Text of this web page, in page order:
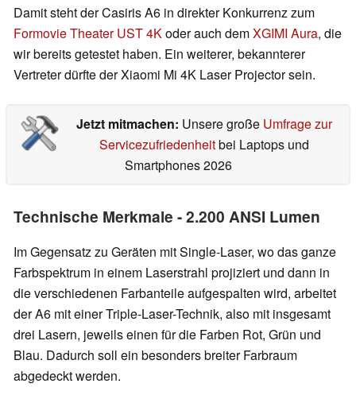
Damit steht der Casiris A6 in direkter Konkurrenz zum
Formovie Theater UST 4Koder auch demXGIMI Aura, die
wir bereits getestet haben. Ein weiterer, bekannterer
Vertreter dürfte der Xiaomi Mi 4K Laser Projector sein.
Jetzt mitmachen: Unsere große Umfrage zur
Servicezufriedenheitbei Laptops und
Smartphones 2026
Technische Merkmale - 2.200 ANSI Lumen
Im Gegensatz zu Geräten mit Single-Laser, wo das ganze
Farbspektrum in einem Laserstrahl projiziert und dann in
die verschiedenen Farbanteile aufgespalten wird, arbeitet
der A6 mit einer Triple-Laser-Technik, also mit insgesamt
drei Lasern, jeweils einen für die Farben Rot, Grün und
Blau. Dadurch soll ein besonders breiter Farbraum
abgedeckt werden.